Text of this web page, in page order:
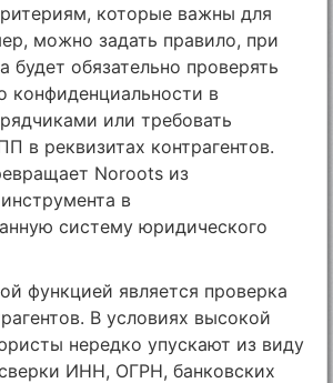
которые важны для
можно задать правило, при
будет обязательно проверять
конфиденциальности в
или требовать
в реквизитах контрагентов.
Noroots из
в
систему юридического
функцией является проверка
В условиях высокой
нередко упускают из виду
ИНН, ОГРН, банковских